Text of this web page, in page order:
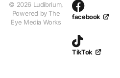
© 2026 Ludibrium,
Powered by The
Eye Media Works
facebook
TikTok